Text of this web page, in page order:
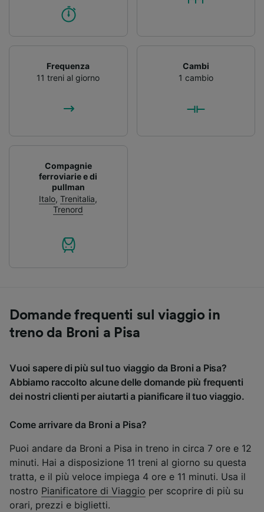
Frequenza
11 treni al giorno
Cambi
1 cambio
Compagnie
ferroviarie e di
pullman
Italo,Trenitalia,
Trenord
Domande frequenti sul viaggio in
treno da Broni a Pisa
Vuoi sapere di più sul tuo viaggio da Broni a Pisa?
Abbiamo raccolto alcune delle domande più frequenti
dei nostri clienti per aiutarti a pianificare il tuo viaggio.
Come arrivare da Broni a Pisa?
Puoi andare da Broni a Pisa in treno in circa 7 ore e 12
minuti. Hai a disposizione 11 treni al giorno su questa
tratta, e il più veloce impiega 4 ore e 11 minuti. Usa il
nostro Pianificatore di Viaggio per scoprire di più su
orari, prezzi e biglietti.